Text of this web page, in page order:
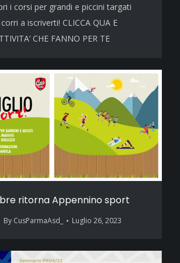
i corsi per grandi e piccini targati
a iscriverti! CLICCA QUA E
CHE FANNO PER TE
ritorna Appennino sport
By CusParmaAsd_ Luglio 26, 2023